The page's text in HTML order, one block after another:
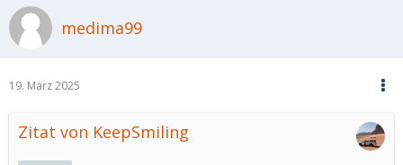
medima99
19. März 2025
Zitat von KeepSmiling